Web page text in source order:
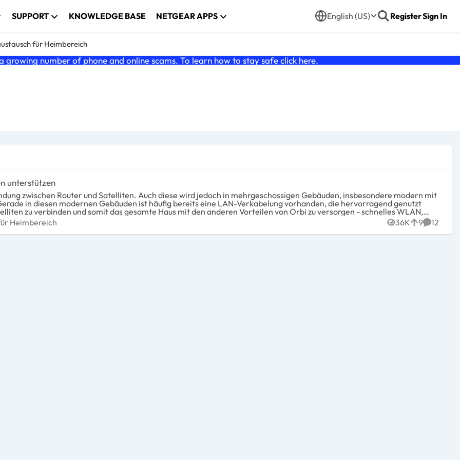
SUPPORT KNOWLEDGE BASE NETGEAR APPS English (US) RegisterSign In
für Heimbereich
growing number of phone and online scams. To learn how to stay safe click here.
unterstützen
jedoch in mehrgeschossigen Gebäuden, insbesondere modern mit
zu verbinden und somit das gesamte Haus mit den anderen Vorteilen von Orbi zu versorgen - schnelles WLAN,
müsste eine solche Verbindung jedoch softwaremäßig
offensichtlich bereits ausreichend ausgerüstet. Ich persönlich würde erst dann einen Kauf von
für Heimbereich
Heimbereich 36K
Views 9
likes 12